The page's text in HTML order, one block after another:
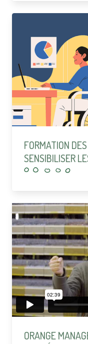
FORMATION
SENSIBILISER
ORANGE